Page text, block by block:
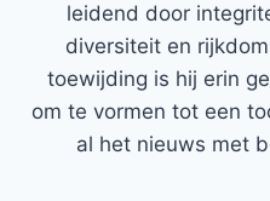
leidend door
diversiteit en
toewijding is hij erin
om te vormen tot een
al het nieuws met